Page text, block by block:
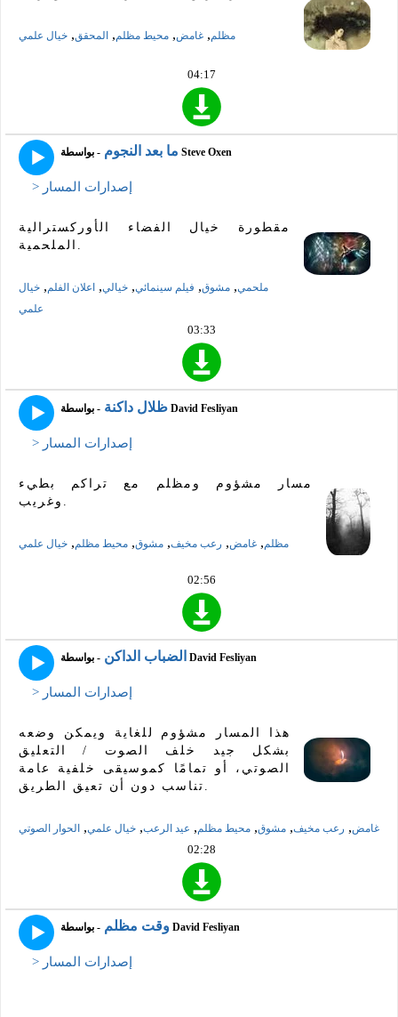
مظلم, غامض, محيط مظلم, المحقق, خيال علمي
04:17
ما بعد النجوم - بواسطة Steve Oxen
> إصدارات المسار
مقطورة خيال الفضاء الأوركسترالية
الملحمية.
ملحمي, مشوق, فيلم سينمائي, خيالي, اعلان الفلم, خيال
علمي
03:33
ظلال داكنة - بواسطة David Fesliyan
> إصدارات المسار
مسار مشؤوم ومظلم مع تراكم بطيء
مظلم , غامض, رعب مخيف, مشوق, محيط مظلم , خيال علمي
02:56
الضباب الداكن - بواسطة David Fesliyan
> إصدارات المسار
هذا المسار مشؤوم للغاية ويمكن وضعه
بشكل جيد خلف الصوت / التعليق
الصوتي، أو تمامًا كموسيقى خلفية عامة
غامض, رعب مخيف, مشوق, محيط مظلم, عيد الرعب, خيال علمي,
الحوار الصوتي
02:28
وقت مظلم - بواسطة David Fesliyan
> إصدارات المسار